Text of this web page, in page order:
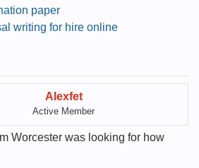
paper
writing for hire online
Alexfet
Active Member
Worcester was looking for how